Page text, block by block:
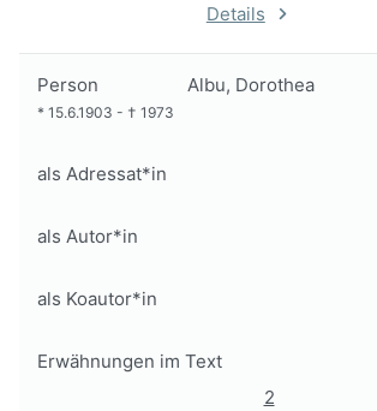
Details
Person Albu, Dorothea
* 15.6.1903 - † 1973
als Adressat*in
als Autor*in
als Koautor*in
Erwähnungen im Text
2